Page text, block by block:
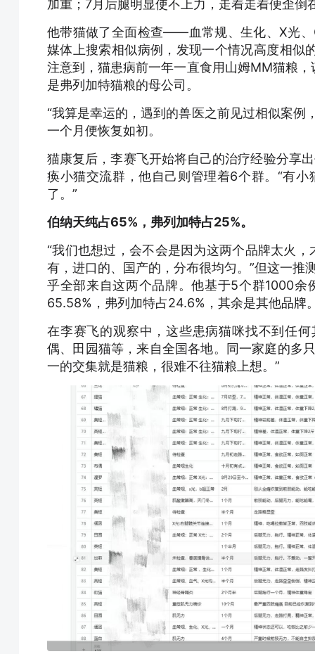
加重；7月后腿明显使不上力，走着走着便歪
他带猫做了全面检查——血常规、生化、X光
媒体上搜索相似病例，发现一个情况高度相似
注意到，猫患病前一年一直食用山姆MM猫粮
是弗列加特猫粮的母公司。
“我算是幸运的，遇到的兽医之前见过相似案例
一个月便恢复如初。
猫康复后，李赛飞开始将自己的治疗经验分享
痪小猫交流群，他自己则管理着6个群。“有
了。”
伯纳天纯占65%，弗列加特占25%。
“我们也想过，会不会是因为这两个品牌太火
有，进口的、国产的，分布很均匀。”但这一
乎全部来自这两个品牌。他基于5个群1000
65.58%，弗列加特占24.6%，其余是其他品牌
在李赛飞的观察中，这些患病猫咪找不到任
偶、田园猫等，来自全国各地。同一家庭的多
一的交集就是猫粮，很难不往猫粮上想。”